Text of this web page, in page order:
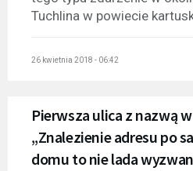
Tuchlina w powiecie
26 kwietnia 2018 - 06:42
Pierwsza ulica z nazwą
„Znalezienie adresu po
domu to nie lada